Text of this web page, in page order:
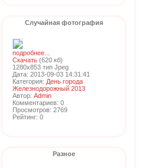
Случайная фотография
подробнее...
Скачать (620 кб)
1280x853 тип Jpeg
Дата: 2013-09-03 14:31:41
Категория: День города
Железнодорожный 2013
Автор: Admin
Комментариев: 0
Просмотров: 2769
Рейтинг: 0
Разное